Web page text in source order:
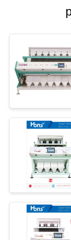
PRIVACY
POLICY